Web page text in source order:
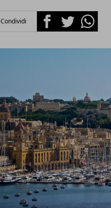
Condividi FacebookTwitterWhatsapp